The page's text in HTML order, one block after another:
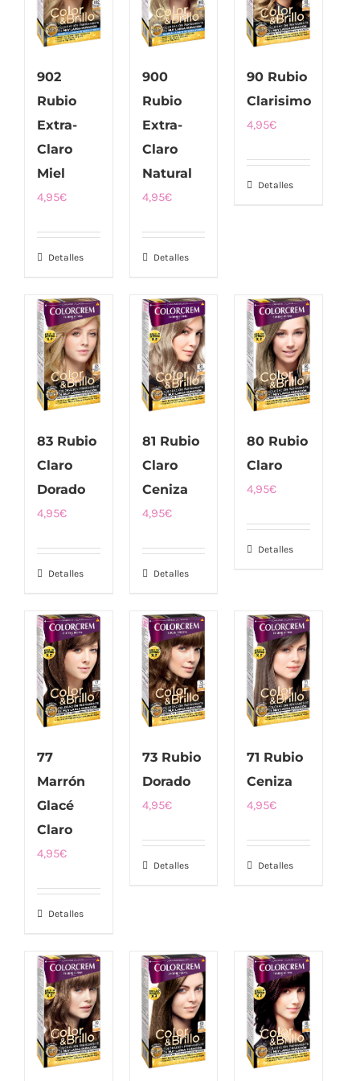
902
Rubio
Extra-
Claro
Miel
4,95€
Detalles
900
Rubio
Extra-
Claro
Natural
4,95€
Detalles
90 Rubio
Clarisimo
4,95€
Detalles
83 Rubio
Claro
Dorado
4,95€
Detalles
81 Rubio
Claro
Ceniza
4,95€
Detalles
80 Rubio
Claro
4,95€
Detalles
77
Marrón
Glacé
Claro
4,95€
Detalles
73 Rubio
Dorado
4,95€
Detalles
71 Rubio
Ceniza
4,95€
Detalles